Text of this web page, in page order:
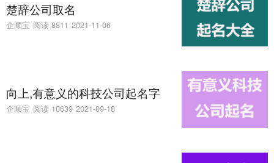
楚辞公司取名
企顺宝 阅读 8811 2021-11-06
向上,有意义的科技公司起名字
企顺宝 阅读 10639 2021-09-18